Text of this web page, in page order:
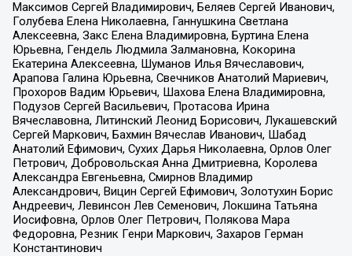
Максимов Сергей Владимирович, Беляев Сергей Иванович,
Голубева Елена Николаевна, Ганнушкина Светлана
Алексеевна, Закс Елена Владимировна, Буртина Елена
Юрьевна, Гендель Людмила Залмановна, Кокорина
Екатерина Алексеевна, Шуманов Илья Вячеславович,
Арапова Галина Юрьевна, Свечников Анатолий Мариевич,
Прохоров Вадим Юрьевич, Шахова Елена Владимировна,
Подузов Сергей Васильевич, Протасова Ирина
Вячеславовна, Литинский Леонид Борисович, Лукашевский
Сергей Маркович, Бахмин Вячеслав Иванович, Шабад
Анатолий Ефимович, Сухих Дарья Николаевна, Орлов Олег
Петрович, Добровольская Анна Дмитриевна, Королева
Александра Евгеньевна, Смирнов Владимир
Александрович, Вицин Сергей Ефимович, Золотухин Борис
Андреевич, Левинсон Лев Семенович, Локшина Татьяна
Иосифовна, Орлов Олег Петрович, Полякова Мара
Федоровна, Резник Генри Маркович, Захаров Герман
Константинович